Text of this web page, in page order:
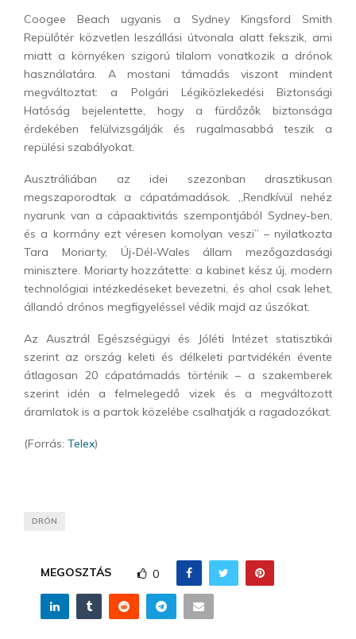
Coogee Beach ugyanis a Sydney Kingsford Smith
Repülőtér közvetlen leszállási útvonala alatt fekszik, ami
miatt a környéken szigorú tilalom vonatkozik a drónok
használatára. A mostani támadás viszont mindent
megváltoztat: a Polgári Légiközlekedési Biztonsági
Hatóság bejelentette, hogy a fürdőzők biztonsága
érdekében felülvizsgálják és rugalmasabbá teszik a
repülési szabályokat.
Ausztráliában az idei szezonban drasztikusan
megszaporodtak a cápatámadások. „Rendkívül nehéz
nyarunk van a cápaaktivitás szempontjából Sydney-ben,
és a kormány ezt véresen komolyan veszi” – nyilatkozta
Tara Moriarty, Új-Dél-Wales állam mezőgazdasági
minisztere. Moriarty hozzátette: a kabinet kész új, modern
technológiai intézkedéseket bevezetni, és ahol csak lehet,
állandó drónos megfigyeléssel védik majd az úszókat.
Az Ausztrál Egészségügyi és Jóléti Intézet statisztikái
szerint az ország keleti és délkeleti partvidékén évente
átlagosan 20 cápatámadás történik – a szakemberek
szerint idén a felmelegedő vizek és a megváltozott
áramlatok is a partok közelébe csalhatják a ragadozókat.
(Forrás: Telex)
DRÓN
MEGOSZTÁS 0